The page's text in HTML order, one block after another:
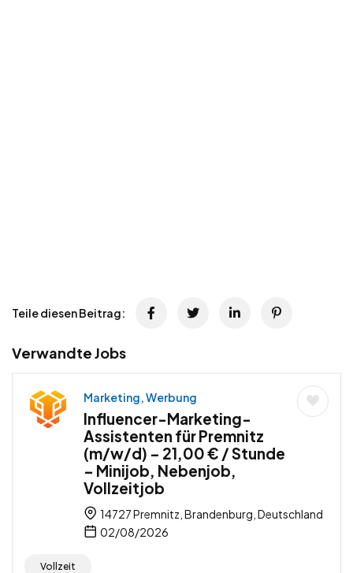
Teile diesen Beitrag:
Verwandte Jobs
Marketing, Werbung
Influencer-Marketing-
Assistenten für Premnitz
(m/w/d) – 21,00 € / Stunde
– Minijob, Nebenjob,
Vollzeitjob
14727 Premnitz, Brandenburg, Deutschland
02/08/2026
Vollzeit